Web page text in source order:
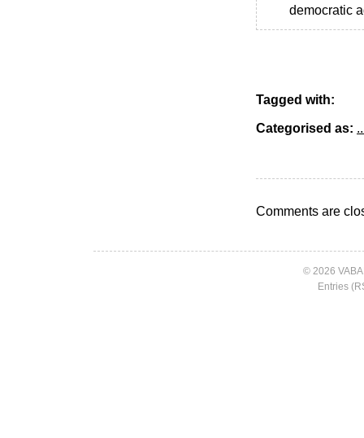
democratic
Tagged with:
Categorised as:
Comments are
© 2026
Entries